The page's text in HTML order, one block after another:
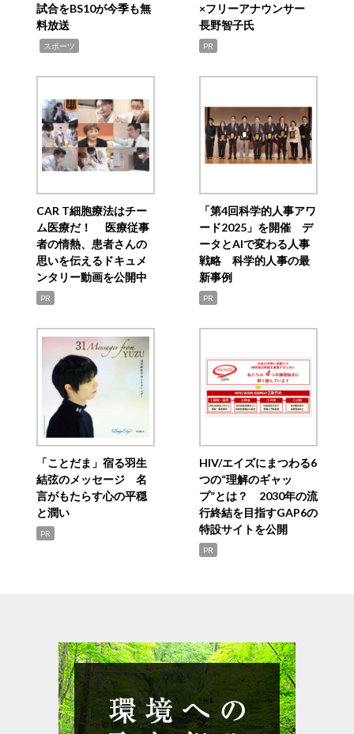
試合をBS10が今季も無
料放送
スポーツ
×フリーアナウンサー
長野智子氏
PR
CAR T細胞療法はチー
ム医療だ！ 医療従事
者の情熱、患者さんの
思いを伝えるドキュメ
ンタリー動画を公開中
PR
「第4回科学的人事アワ
ード2025」を開催 デ
ータとAIで変わる人事
戦略 科学的人事の最
新事例
PR
「ことだま」宿る羽生
結弦のメッセージ 名
言がもたらす心の平穏
と潤い
PR
HIV/エイズにまつわる6
つの“理解のギャッ
プ”とは？ 2030年の流
行終結を目指すGAP6の
特設サイトを公開
PR